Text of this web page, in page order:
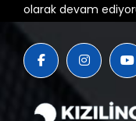
olarak devam